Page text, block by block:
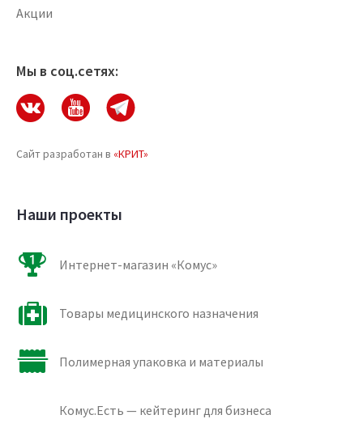
Акции
Мы в соц.сетях:
Сайт разработан в «КРИТ»
Наши проекты
Интернет-магазин «Комус»
Товары медицинского назначения
Полимерная упаковка и материалы
Комус.Есть — кейтеринг для бизнеса